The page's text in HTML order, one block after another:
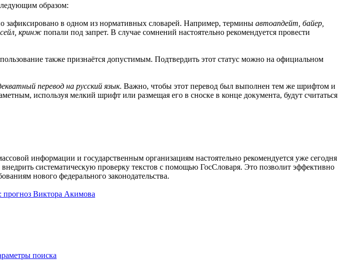
образом:
зафиксировано в одном из нормативных словарей. Например, термины автоапдейт, байер,
кринж попали под запрет. В случае сомнений настоятельно рекомендуется провести
также признаётся допустимым. Подтвердить этот статус можно на официальном
перевод на русский язык. Важно, чтобы этот перевод был выполнен тем же шрифтом и
используя мелкий шрифт или размещая его в сноске в конце документа, будут считаться
информации и государственным организациям настоятельно рекомендуется уже сегодня
систематическую проверку текстов с помощью ГосСловаря. Это позволит эффективно
нового федерального законодательства.
прогноз Виктора Акимова
поиска